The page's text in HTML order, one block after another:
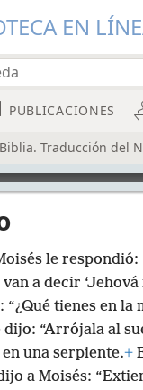
EN
PUBLICACIONES
Traducción del
le respondió:
a decir ‘Jehová
tienes en la
dijo: “Arrójala al
una serpiente.+
a Moisés: